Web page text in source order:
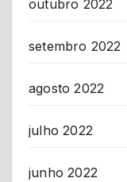
outubro 2022
setembro 2022
agosto 2022
julho 2022
junho 2022